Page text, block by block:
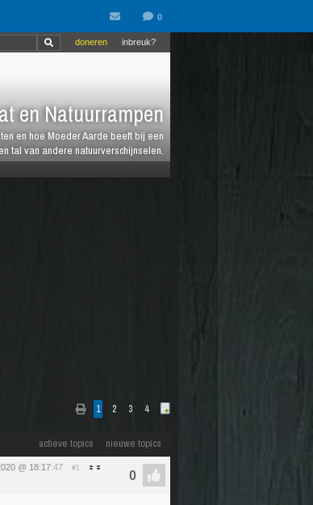
en Natuurrampen
en hoe Moeder Aarde beeft bij een
tal van andere natuurverschijnselen.
inbreuk?
doneren
1 2 3 4
actieve topics nieuwe topics
@ 18:17:47 #1